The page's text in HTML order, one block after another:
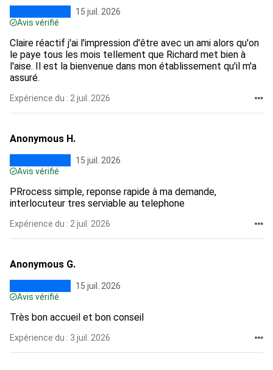
15 juil. 2026
Avis vérifié
Claire réactif j'ai l'impression d'être avec un ami alors qu'on
le paye tous les mois tellement que Richard met bien à
l'aise. Il est la bienvenue dans mon établissement qu'il m'a
assuré.
Expérience du : 2 juil. 2026
Anonymous H.
15 juil. 2026
Avis vérifié
PRrocess simple, reponse rapide à ma demande,
interlocuteur tres serviable au telephone
Expérience du : 2 juil. 2026
Anonymous G.
15 juil. 2026
Avis vérifié
Très bon accueil et bon conseil
Expérience du : 3 juil. 2026